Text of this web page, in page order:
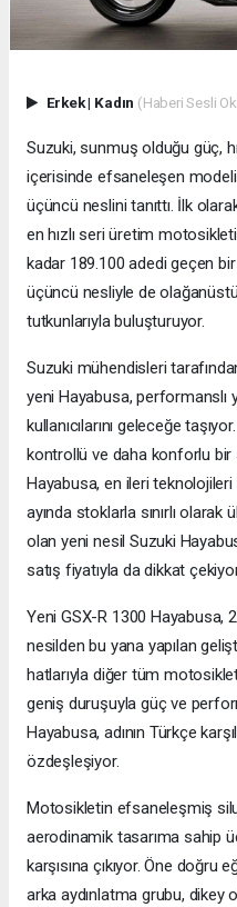
Erkek| Kadın (Haberi Sesli
Suzuki, sunmuş olduğu güç,
içerisinde efsaneleşen modeli
üçüncü neslini tanıttı. İlk
en hızlı seri üretim
kadar 189.100 adedi geçen
üçüncü nesliyle de
tutkunlarıyla buluşturuyor.
Suzuki mühendisleri
yeni Hayabusa, performanslı
kullanıcılarını geleceğe
kontrollü ve daha konforlu
Hayabusa, en ileri teknolojileri
ayında stoklarla sınırlı
olan yeni nesil Suzuki
satış fiyatıyla da dikkat
Yeni GSX-R 1300 Hayabusa,
nesilden bu yana yapılan
hatlarıyla diğer tüm
geniş duruşuyla güç ve
Hayabusa, adının Türkçe
özdeşleşiyor.
Motosikletin efsaneleşmiş
aerodinamik tasarıma sahip
karşısına çıkıyor. Öne doğru
arka aydınlatma grubu, dikey